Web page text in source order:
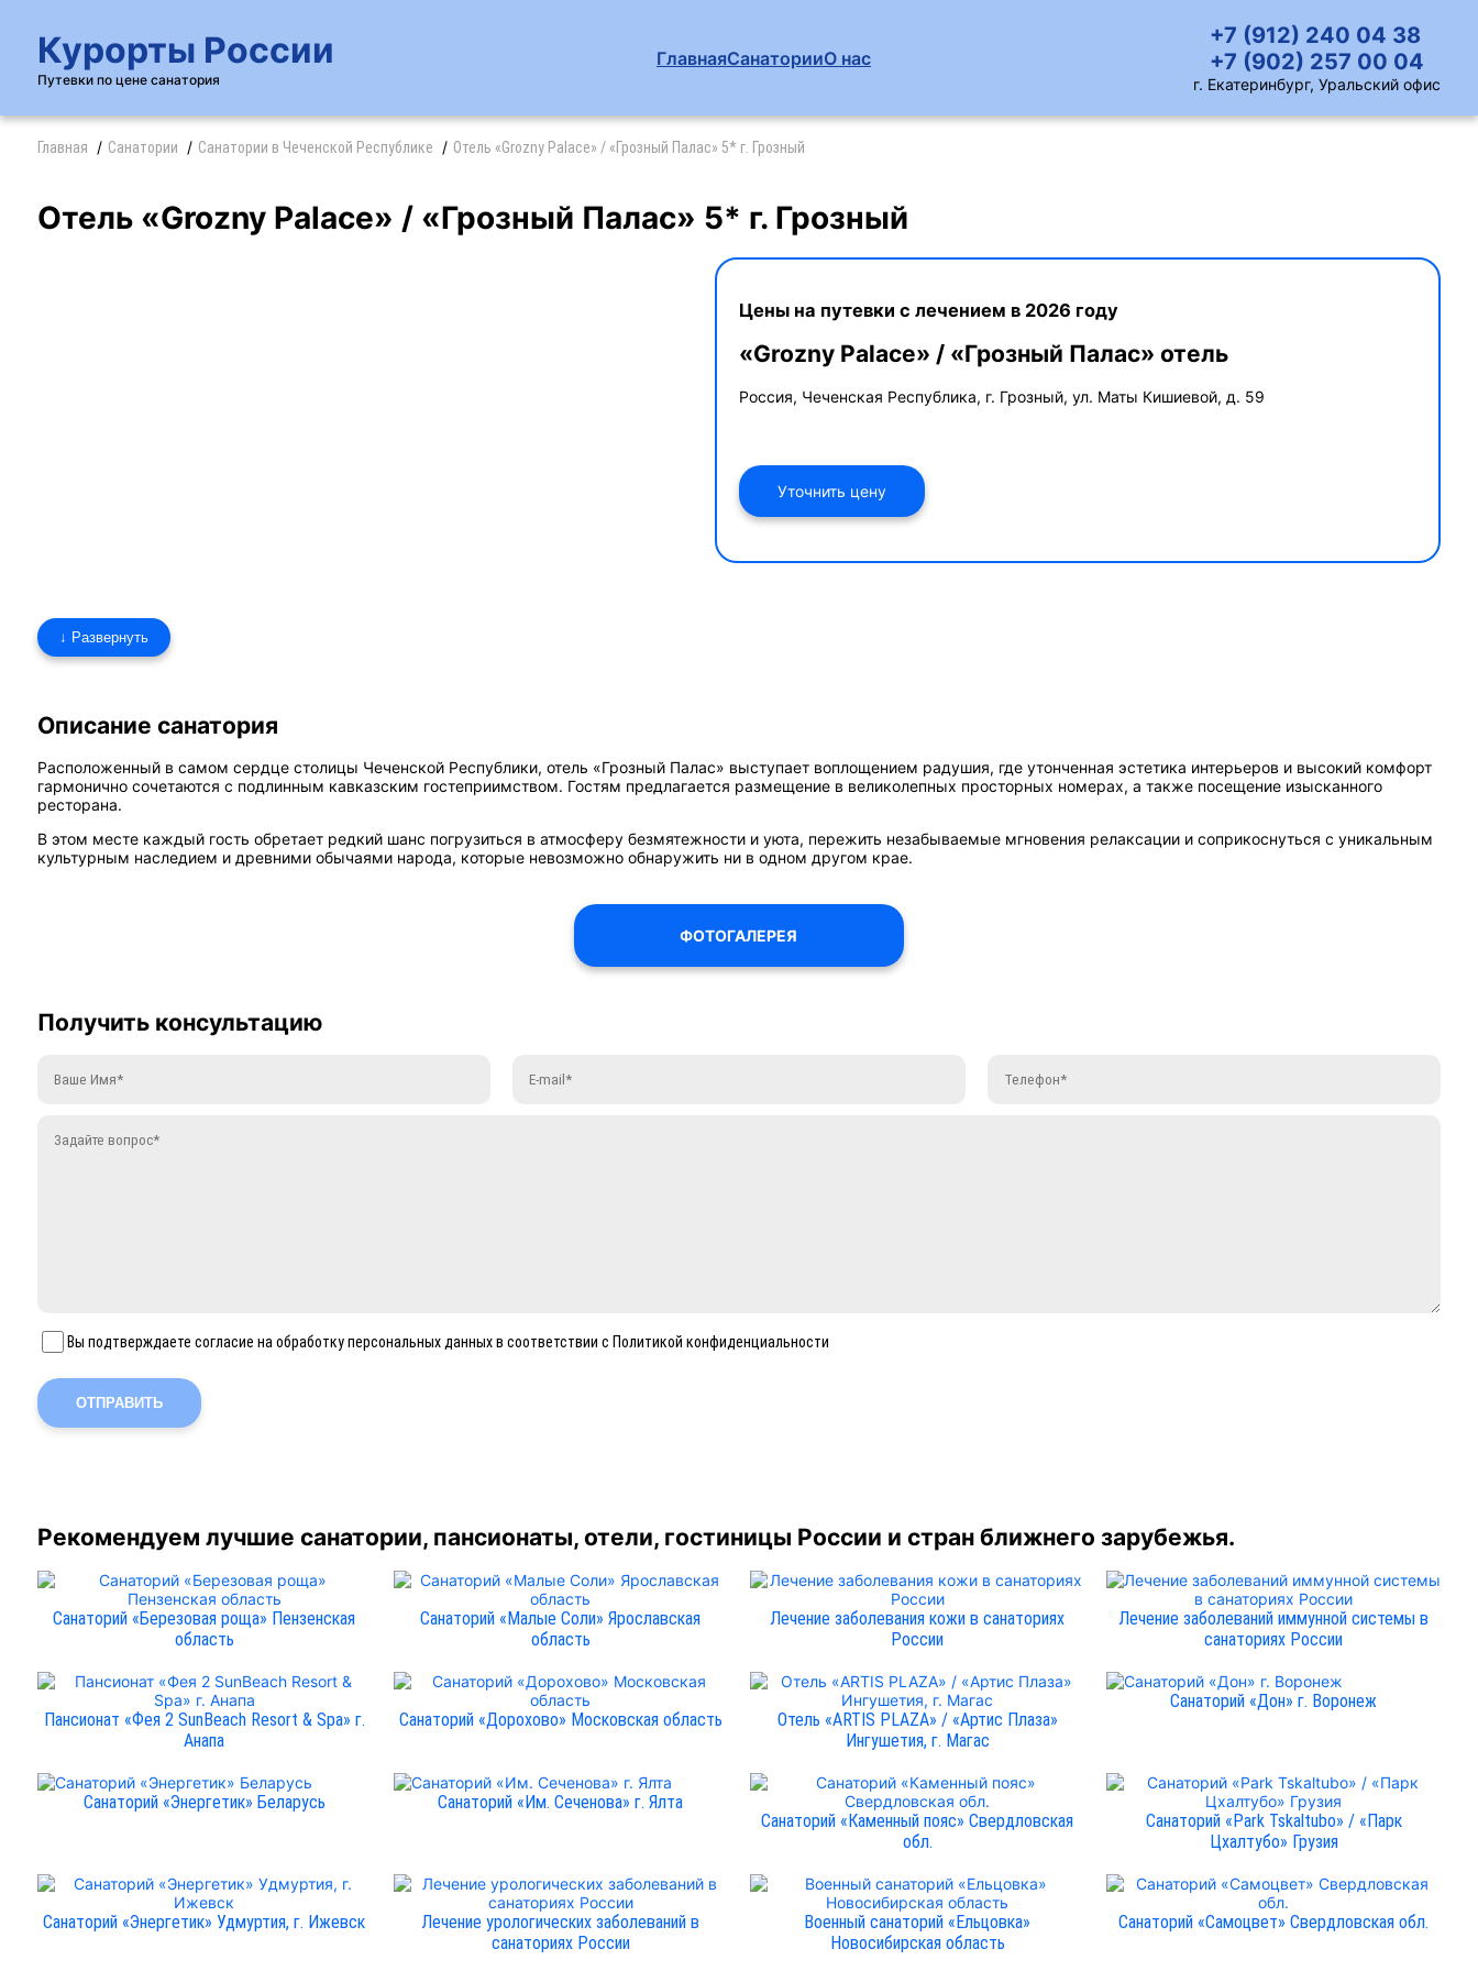
Курорты России
Путевки по цене санатория
ГлавнаяСанаторииО нас
+7 (912) 240 04 38
+7 (902) 257 00 04
г. Екатеринбург, Уральский офис
Главная Санатории Санатории в Чеченской Республике Отель «Grozny Palace» / «Грозный Палас» 5* г. Грозный
Отель «Grozny Palace» / «Грозный Палас» 5* г. Грозный
Цены на путевки с лечением в 2026 году
«Grozny Palace» / «Грозный Палас» отель
Россия, Чеченская Республика, г. Грозный, ул. Маты Кишиевой, д. 59
Уточнить цену
↓ Развернуть
Описание санатория
Расположенный в самом сердце столицы Чеченской Республики, отель «Грозный Палас» выступаетвоплощением радушия, где утонченная эстетика интерьеров и высокий комфорт
гармонично сочетаются с подлинным кавказским гостеприимством. Гостям предлагается размещение в великолепных просторных номерах, а также посещение изысканного
ресторана.
В этом месте каждый гость обретает редкий шанс погрузиться в атмосферу безмятежности и уюта, пережить незабываемые мгновения релаксации и соприкоснуться с уникальным
культурным наследием и древними обычаями народа, которые невозможно обнаружить ни в одном другом крае.
ФОТОГАЛЕРЕЯ
Получить консультацию
Вы подтверждаете согласие на обработку персональных данных в соответствии с Политикой конфиденциальности
ОТПРАВИТЬ
Рекомендуем лучшие санатории, пансионаты, отели, гостиницы России и стран ближнего зарубежья.
Санаторий «Березовая роща» Пензенская
область
Санаторий «Малые Соли» Ярославская
область
Лечение заболевания кожи в санаториях
России
Лечение заболеваний иммунной системы в
санаториях России
Пансионат «Фея 2 SunBeach Resort & Spa» г.
Анапа
Санаторий «Дорохово» Московская область
Отель «ARTIS PLAZA» / «Артис Плаза»
Ингушетия, г. Магас
Санаторий «Дон» г. Воронеж
Санаторий «Энергетик» Беларусь
Санаторий «Им. Сеченова» г. Ялта
Санаторий «Каменный пояс» Свердловская
обл.
Санаторий «Park Tskaltubo» / «Парк
Цхалтубо» Грузия
Санаторий «Энергетик» Удмуртия, г. Ижевск
Лечение урологических заболеваний в
санаториях России
Военный санаторий «Ельцовка»
Новосибирская область
Санаторий «Самоцвет» Свердловская обл.